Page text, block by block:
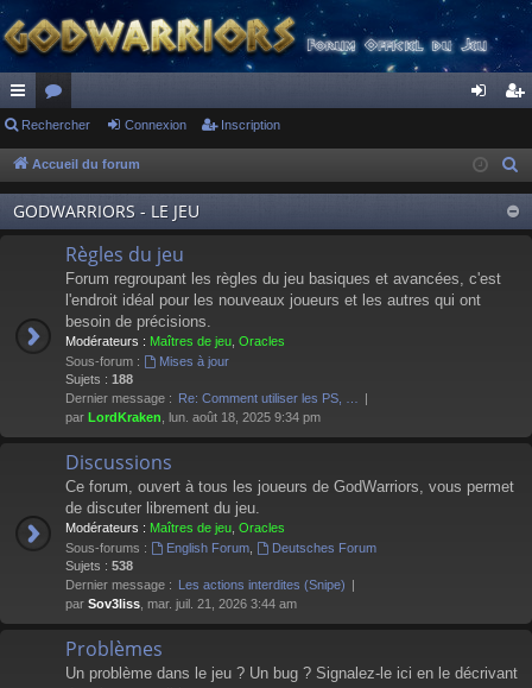
ac
co
ur
ci
or
u
m
s
ne
xi
on
cri
pti
on
Rechercher Connexion Inscription
Accueil du forum
GODWARRIORS - LE JEU
Règles du jeu
Forum regroupant les règles du jeu basiques et avancées, c'est
l'endroit idéal pour les nouveaux joueurs et les autres qui ont
besoin de précisions.
Modérateurs : Maîtres de jeu Oracles
Sous-forum :
Mises à jour
Sujets : 188
Dernier message : Re: Comment utiliser les PS, …
par LordKraken , lun. août 18, 2025 9:34 pm
Discussions
Ce forum, ouvert à tous les joueurs de GodWarriors, vous permet
de discuter librement du jeu.
Modérateurs : Maîtres de jeu Oracles
Sous-forums :
English Forum,
Deutsches Forum
Sujets : 538
Dernier message : Les actions interdites (Snipe)
par Sov3liss , mar. juil. 21, 2026 3:44 am
Problèmes
Un problème dans le jeu ? Un bug ? Signalez-le ici en le décrivant